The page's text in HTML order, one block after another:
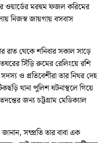
ওয়ার্ডের মরহুম ফজল করিমের
নিজস্ব জায়গায় বসবাস
রাত থেকে শনিবার সকাল সাড়ে
সিঁড়ি রুমের রেলিংয়ে রশি
ও প্রতিবেশীরা তার নিথর দেহ
থানা পুলিশ ঘটনাস্থলে গিয়ে
জন্য চট্টগ্রাম মেডিক্যাল
সম্প্রতি তার বাবা এক